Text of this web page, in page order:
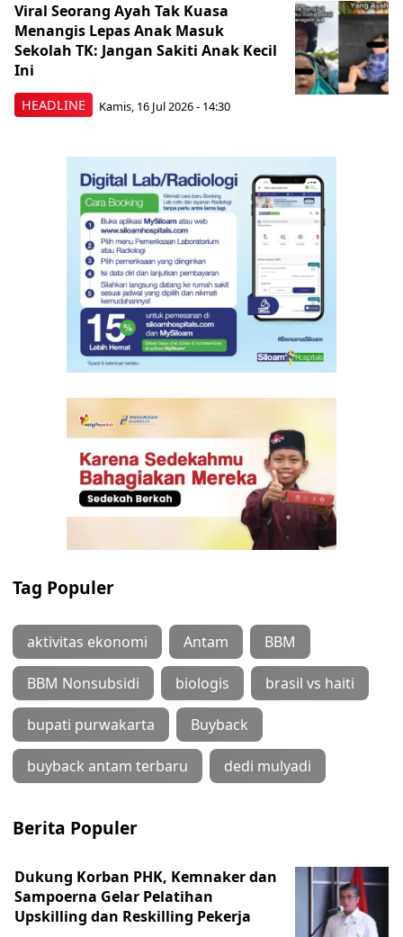
HEADLINE
Viral Seorang Ayah Tak Kuasa
Menangis Lepas Anak Masuk
Sekolah TK: Jangan Sakiti Anak Kecil
Ini
Kamis, 16 Jul 2026 - 14:30
Tag Populer
aktivitas ekonomi Antam BBM
BBM Nonsubsidi biologis brasil vs haiti
bupati purwakarta Buyback
buyback antam terbaru dedi mulyadi
Berita Populer
Dukung Korban PHK, Kemnaker dan
Sampoerna Gelar Pelatihan
Upskilling dan Reskilling Pekerja